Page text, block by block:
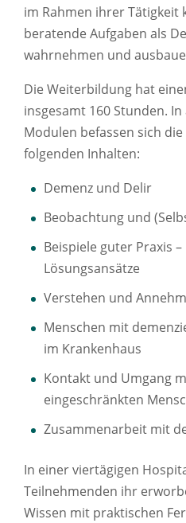
im Rahmen ihrer
beratende Aufgaben als
wahrnehmen und
Die Weiterbildung hat
insgesamt 160 Stunden.
Modulen befassen sich
folgenden Inhalten:
Demenz und Delir
Beobachtung und
Beispiele guter Praxis
Lösungsansätze
Verstehen und
Menschen mit
im Krankenhaus
Kontakt und Umgang
eingeschränkten
Zusammenarbeit mit
In einer viertägigen
Teilnehmenden ihr
Wissen mit praktischen